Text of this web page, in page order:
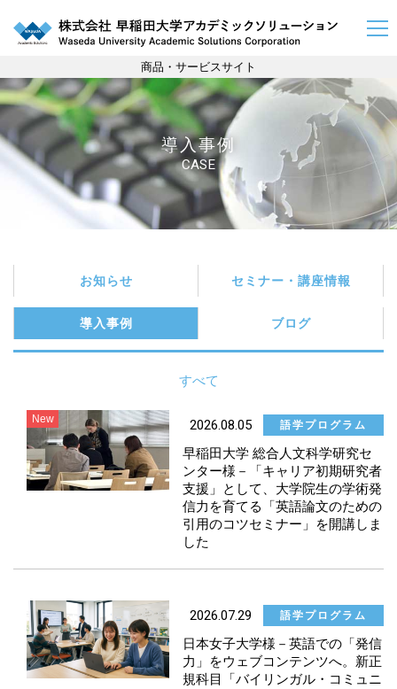
商品・サービスサイト
導入事例
CASE
お知らせ セミナー・講座情報
導入事例 ブログ
すべて
国際交流支援
語学プログラム
研究推進
人材育成
その他
2026.08.05 語学プログラム
早稲田大学 総合人文科学研究セ
ンター様－「キャリア初期研究者
支援」として、大学院生の学術発
信力を育てる「英語論文のための
引用のコツセミナー」を開講しま
した
2026.07.29 語学プログラム
日本女子大学様－英語での「発信
力」をウェブコンテンツへ。新正
規科目「バイリンガル・コミュニ